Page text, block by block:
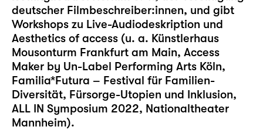
deutscher Filmbeschreiber:innen, und gibt
Workshops zu Live-Audiodeskription und
Aesthetics of access (u. a. Künstlerhaus
Mousonturm Frankfurt am Main, Access
Maker by Un-Label Performing Arts Köln,
Familia*Futura – Festival für Familien-
Diversität, Fürsorge-Utopien und Inklusion,
ALL IN Symposium 2022, Nationaltheater
Mannheim).